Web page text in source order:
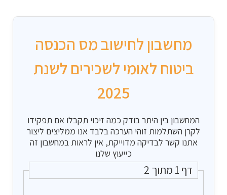
מחשבון לחישוב מס הכנסה
ביטוח לאומי לשכירים לשנת
2025
המחשבון בין היתר בודק כמה זיכוי תקבלו אם תפקידו
לקרן השתלמות זוהי הערכה בלבד אנו ממליצים ליצור
אתנו קשר לבדיקה מדוייקת, אין לראות במחשבון זה
כייעוץ שלנו
דף 1 מתוך 2